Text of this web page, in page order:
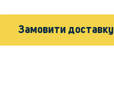
Замовити доставку